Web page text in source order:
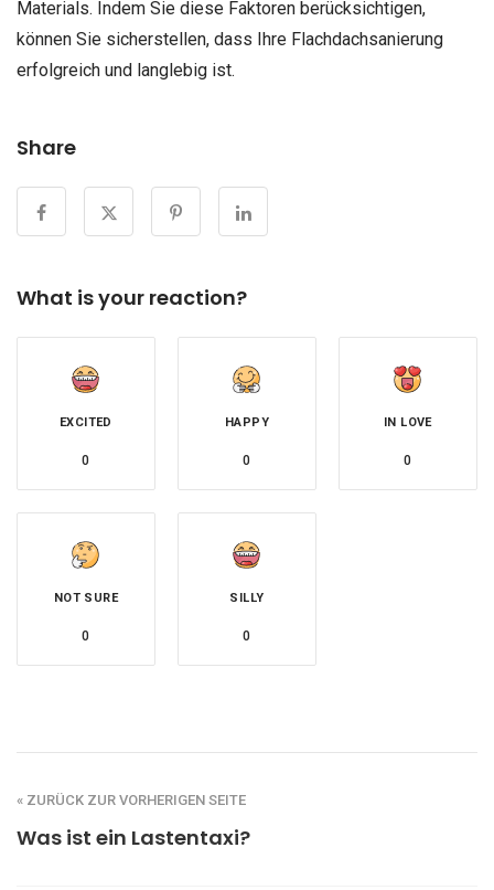
Materials. Indem Sie diese Faktoren berücksichtigen,
können Sie sicherstellen, dass Ihre Flachdachsanierung
erfolgreich und langlebig ist.
Share
What is your reaction?
EXCITED
0
HAPPY
0
IN LOVE
0
NOT SURE
0
SILLY
0
« ZURÜCK ZUR VORHERIGEN SEITE
Was ist ein Lastentaxi?